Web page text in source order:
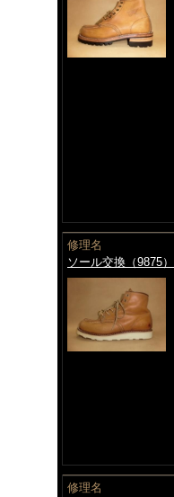
修理名
ソール交換（9875）
修理名